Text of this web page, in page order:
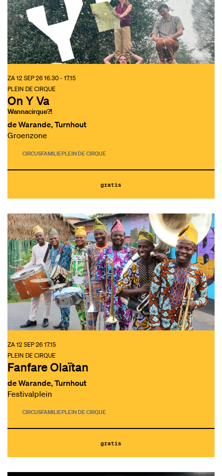
On Y Va
Wannacirque?!
PLEIN DE CIRQUE
ZA 12 SEP 2616.30 - 17.15
de Warande, Turnhout
Groenzone
CIRCUSFAMILIEPLEIN DE CIRQUE
gratis
Fanfare Olaïtan
PLEIN DE CIRQUE
ZA 12 SEP 2617.15
de Warande, Turnhout
Festivalplein
CIRCUSFAMILIEPLEIN DE CIRQUE
gratis